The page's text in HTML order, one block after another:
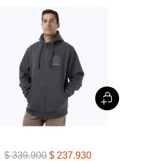
$ 339.900 $ 237.930